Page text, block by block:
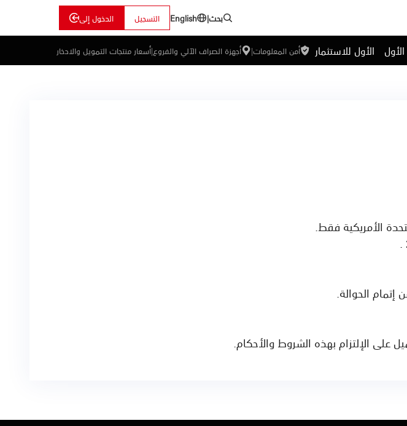
بحث|
English التسجيل الدخول إلى
الأول للاستثمار أمن المعلومات| أجهزة الصراف الآلي والفروع|أسعار منتجات التمويل والادخار
الأمريكية فقط.
على الإلتزام بهذه الشروط والأحكام.